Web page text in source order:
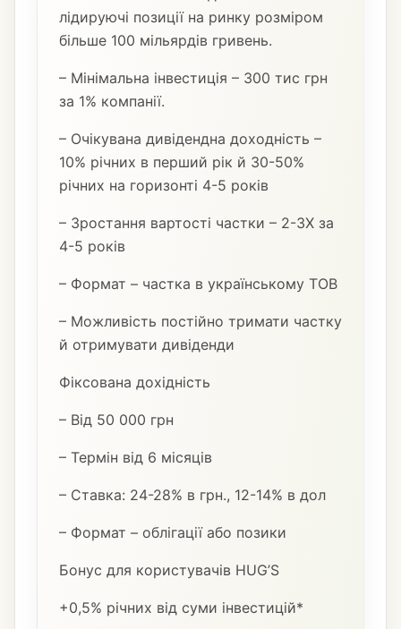
лідируючі позиції на ринку розміром
більше 100 мільярдів гривень.
– Мінімальна інвестиція – 300 тис грн
за 1% компанії.
– Очікувана дивідендна доходність –
10% річних в перший рік й 30-50%
річних на горизонті 4-5 років
– Зростання вартості частки – 2-3Х за
4-5 років
– Формат – частка в українському ТОВ
– Можливість постійно тримати частку
й отримувати дивіденди
Фіксована дохідність
– Від 50 000 грн
– Термін від 6 місяців
– Ставка: 24-28% в грн., 12-14% в дол
– Формат – облігації або позики
Бонус для користувачів HUG’S
+0,5% річних від суми інвестицій*